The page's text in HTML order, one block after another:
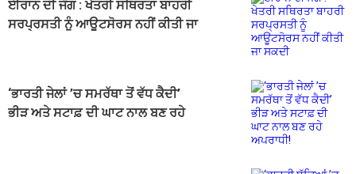
ਈਰਾਨ ਦੀ ਜੰਗ : ਖੇਤਰੀ ਸਥਿਰਤਾ ਬਾਹਰੀ
ਸਰਪ੍ਰਸਤੀ ਨੂੰ ਆਊਟਸੋਰਸ ਨਹੀਂ ਕੀਤੀ ਜਾ
‘ਭਾਰਤੀ ਜੇਲਾਂ ’ਚ ਸਮਰੱਥਾ ਤੋਂ ਵੱਧ ਕੈਦੀ’
ਭੀੜ ਅਤੇ ਸਟਾਫ਼ ਦੀ ਘਾਟ ਨਾਲ ਬਣ ਰਹੇ